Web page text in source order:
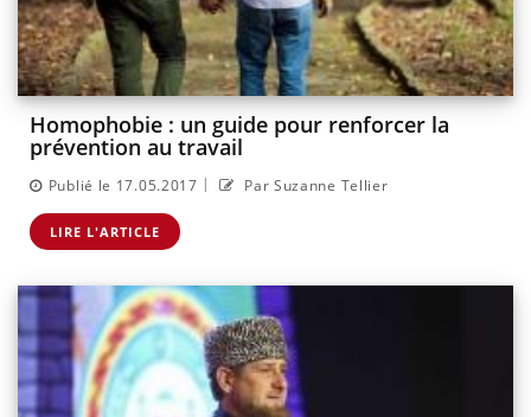
Homophobie : un guide pour renforcer la
prévention au travail
Publié le 17.05.2017 | Par Suzanne Tellier
LIRE L'ARTICLE